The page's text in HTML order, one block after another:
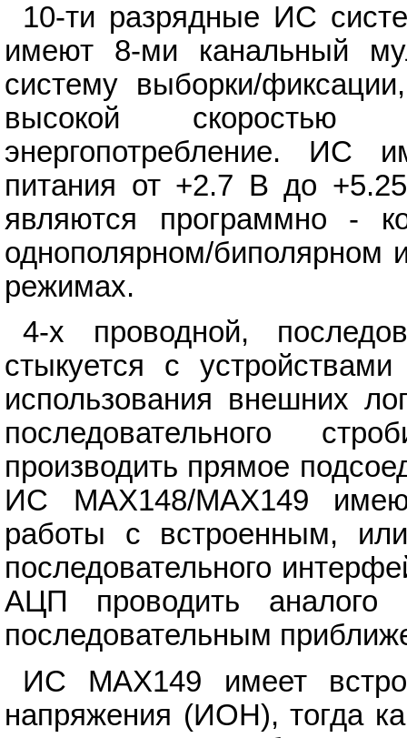
10-ти разрядные ИС
имеют 8-ми канальный
систему выборки/
высокой скоростью
энергопотребление. ИС
питания от +2.7 В до
являются программно -
однополярном/биполярном
режимах.
4-х проводной,
стыкуется с
использования внешних
последовательного
производить прямое
ИС MAX148/MAX149
работы с встроенным,
последовательного
АЦП проводить
последовательным
ИС MAX149 имеет
напряжения (ИОН), тогда